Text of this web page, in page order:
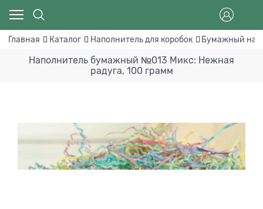
Главная Каталог Наполнитель для коробок Бумажный
Наполнитель бумажный №013 Микс: Нежная
радуга, 100 грамм